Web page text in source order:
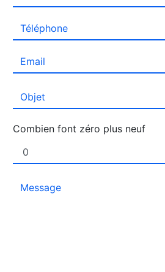
Combien font zéro plus neuf